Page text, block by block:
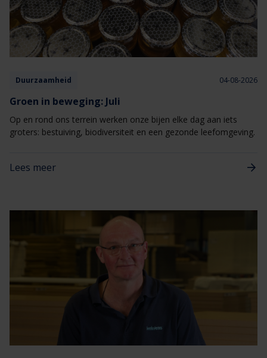
Duurzaamheid 04-08-2026
Groen in beweging: Juli
Op en rond ons terrein werken onze bijen elke dag aan iets
groters: bestuiving, biodiversiteit en een gezonde leefomgeving.
Lees meer